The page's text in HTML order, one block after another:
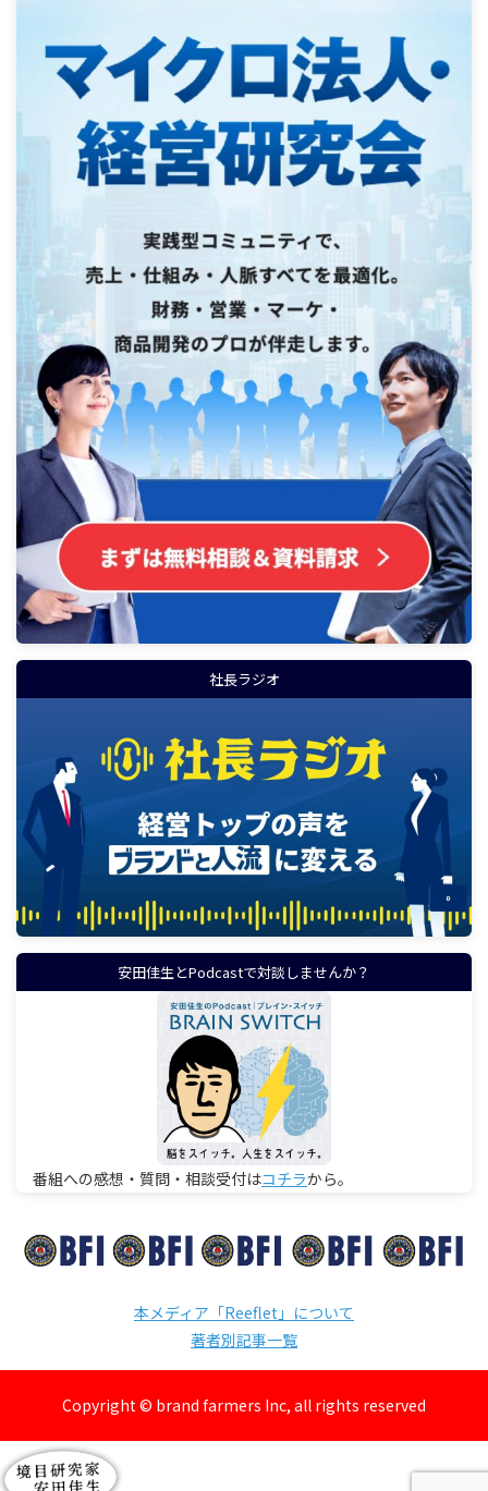
社長ラジオ
安田佳生とPodcastで対談しませんか？
番組への感想・質問・相談受付はコチラから。
本メディア「Reeflet」について
著者別記事一覧
Copyright © brand farmers Inc, all rights reserved